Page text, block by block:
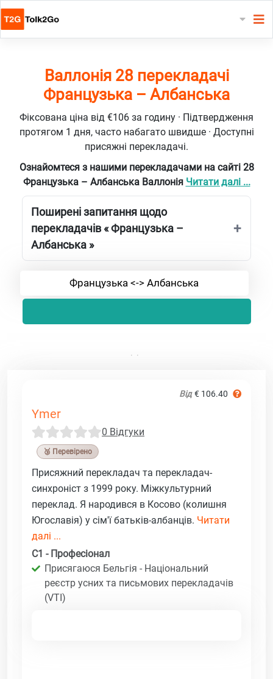
Валлонія 28 перекладачі
Французька – Албанська
Фіксована ціна від €106 за годину · Підтвердження
протягом 1 дня, часто набагато швидше · Доступні
присяжні перекладачі.
Ознайомтеся з нашими перекладачами на сайті 28
Французька – Албанська Валлонія Читати далі ...
Поширені запитання щодо
перекладачів « Французька –
Албанська »
Французька <-> Албанська
Від € 106.40
Ymer
0 Відгуки
🥉 Перевірено
Присяжний перекладач та перекладач-
синхроніст з 1999 року. Міжкультурний
переклад. Я народився в Косово (колишня
Югославія) у сім'ї батьків-албанців. Читати
далі ...
C1 - Професіонал
Присягаюся Бельгія - Національний
реєстр усних та письмових перекладачів
(VTI)